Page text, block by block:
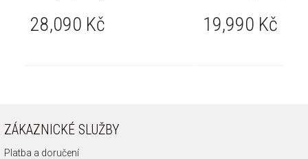
28,090 Kč 19,990 Kč
ZÁKAZNICKÉ SLUŽBY
Platba a doručení